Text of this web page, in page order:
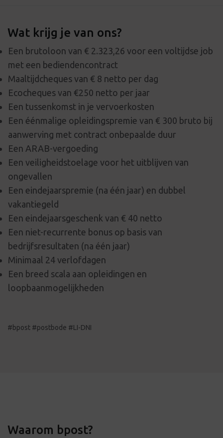
Wat krijg je van ons?
Een brutoloon van € 2.323,26 voor een voltijdse job
met een bediendencontract
Maaltijdcheques van € 8 netto per dag
Ecocheques van €250 netto per jaar
Een tussenkomst in je vervoerkosten
Een éénmalige opleidingspremie van € 300 bruto bij
aanwerving met contract onbepaalde duur
Een ARAB-vergoeding
Een veiligheidstoelage voor het uitblijven van
ongevallen
Een eindejaarspremie (na één jaar) en dubbel
vakantiegeld
Een eindejaarsgeschenk van € 40 netto
Een niet-recurrente bonus op basis van
bedrijfsresultaten (na één jaar)
Minimaal 24 verlofdagen
Een breed scala aan opleidingen en
loopbaanmogelijkheden
#bpost #postbode #LI-DNI
Waarom bpost?